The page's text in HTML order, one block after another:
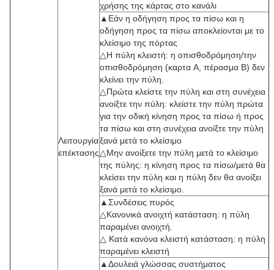
Λειτουργία
επέκτασης
χρήσης της κάρτας στο κανάλι
▲Εάν η οδήγηση προς τα πίσω και η
οδήγηση προς τα πίσω αποκλείονται με το
κλείσιμο της πόρτας
△Η πύλη κλειστή: η οπισθοδρόμηση/την
οπισθοδρόμηση (καρτα A, πέρασμα B) δεν
κλείνει την πύλη.
△Πρώτα κλείστε την πύλη και στη συνέχεια
ανοίξτε την πύλη: κλείστε την πύλη πρώτα
για την οδική κίνηση προς τα πίσω ή προς
τα πίσω και στη συνέχεια ανοίξτε την πύλη
ξανά μετά το κλείσιμο
△Μην ανοίξετε την πύλη μετά το κλείσιμο
της πύλης: η κίνηση προς τα πίσω/μετά θα
κλείσει την πύλη και η πύλη δεν θα ανοίξει
ξανά μετά το κλείσιμο.
▲Συνδέσεις πυρός
△Κανονικά ανοιχτή κατάσταση: η πύλη
παραμένει ανοιχτή.
△ Κατά κανόνα κλειστή κατάσταση: η πύλη
παραμένει κλειστή
▲Δουλειά γλώσσας συστήματος